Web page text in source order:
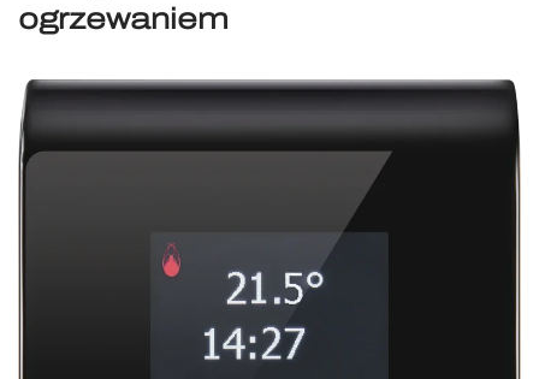
ogrzewaniem